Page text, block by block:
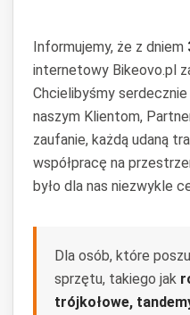
Informujemy, że z dniem
internetowy Bikeovo.pl
Chcielibyśmy
naszym Klientom,
zaufanie, każdą udaną
współpracę na
było dla nas niezwykle
Dla osób, które
sprzętu, takiego jak
trójkołowe,